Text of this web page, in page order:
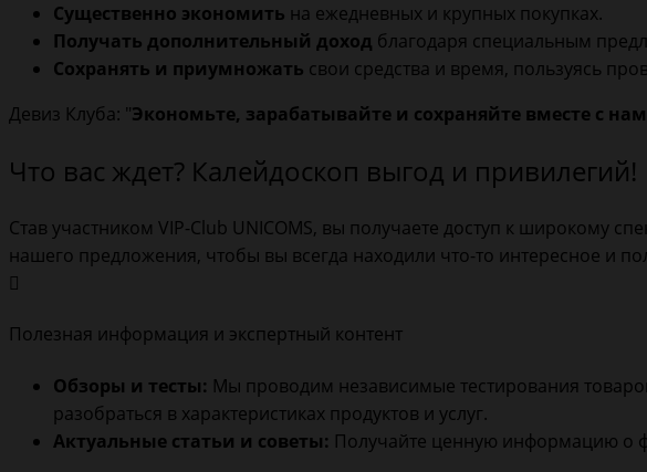
Существенно экономить на ежедневных и крупных покупках.
Получать дополнительный доход благодаря специальным
Сохранять и приумножать свои средства и время, пользуясь
Девиз Клуба: "Экономьте, зарабатывайте и сохраняйте вместе с
Что вас ждет? Калейдоскоп выгод и привилегий!
Став участником VIP-Club UNICOMS, вы получаете доступ к широкому
нашего предложения, чтобы вы всегда находили что-то интересное и
Полезная информация и экспертный контент
Обзоры и тесты: Мы проводим независимые тестирования
разобраться в характеристиках продуктов и услуг.
Актуальные статьи и советы: Получайте ценную информацию о